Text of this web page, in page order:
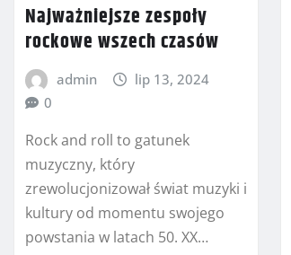
Najważniejsze zespoły
rockowe wszech czasów
admin
lip 13, 2024
0
Rock and roll to gatunek
muzyczny, który
zrewolucjonizował świat muzyki i
kultury od momentu swojego
powstania w latach 50. XX…